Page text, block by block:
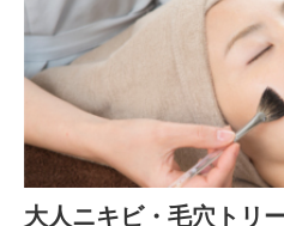
大人ニキビ・毛穴トリ